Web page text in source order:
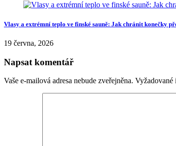
Vlasy a extrémní teplo ve finské sauně: Jak chránit konečky
19 června, 2026
Napsat komentář
Vaše e-mailová adresa nebude zveřejněna. Vyžadované